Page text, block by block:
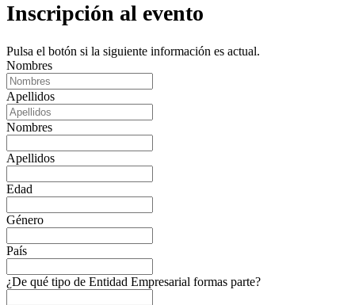
Inscripción al evento
Pulsa el botón si la siguiente información es actual.
Nombres
Apellidos
Nombres
Apellidos
Edad
Género
País
¿De qué tipo de Entidad Empresarial formas parte?